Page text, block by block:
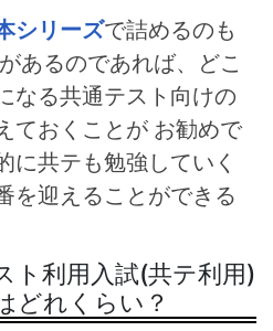
シリーズで詰めるのも
あるのであれば、どこ
なる共通テスト向けの
ておくことが お勧めで
に共テも勉強していく
を迎えることができる
ト利用入試(共テ利用)
どれくらい？